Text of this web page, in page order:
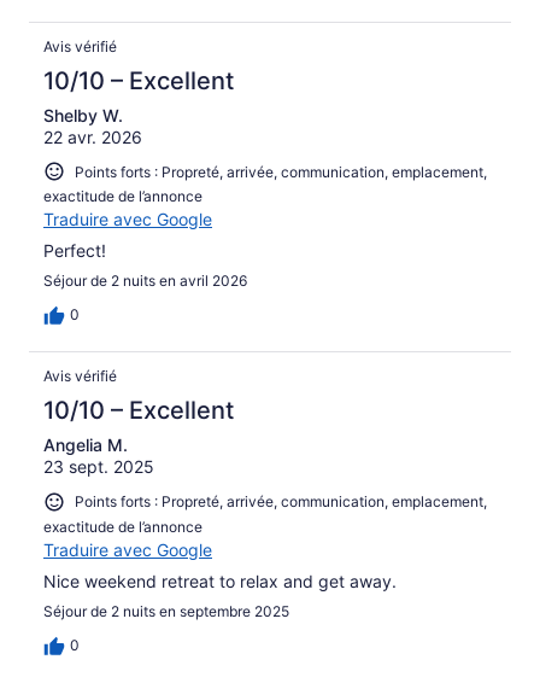
Avis vérifié
10/10 – Excellent
Shelby W.
22 avr. 2026
Points forts : Propreté, arrivée, communication, emplacement,
exactitude de l’annonce
Traduire avec Google
Perfect!
Séjour de 2 nuits en avril 2026
0
Avis vérifié
10/10 – Excellent
Angelia M.
23 sept. 2025
Points forts : Propreté, arrivée, communication, emplacement,
exactitude de l’annonce
Traduire avec Google
Nice weekend retreat to relax and get away.
Séjour de 2 nuits en septembre 2025
0